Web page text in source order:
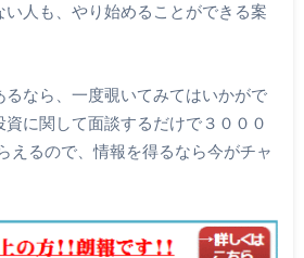
い人も、やり始めることができる案
なら、一度覗いてみてはいかがで
資に関して面談するだけで３０００
えるので、情報を得るなら今がチャ